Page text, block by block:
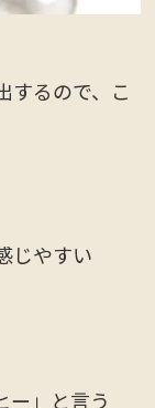
するので、こ
じやすい
ー」と言う